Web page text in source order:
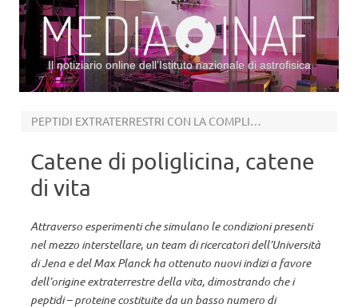
Il notiziario online dell’Istituto nazionale di astrofisica
PEPTIDI EXTRATERRESTRI CON LA COMPLICITÀ DELL’EFFETTO TUNNEL
Catene di poliglicina, catene
di vita
Attraverso esperimenti che simulano le condizioni presenti
nel mezzo interstellare, un team di ricercatori dell’Università
di Jena e del Max Planck ha ottenuto nuovi indizi a favore
dell’origine extraterrestre della vita, dimostrando che i
peptidi – proteine costituite da un basso numero di